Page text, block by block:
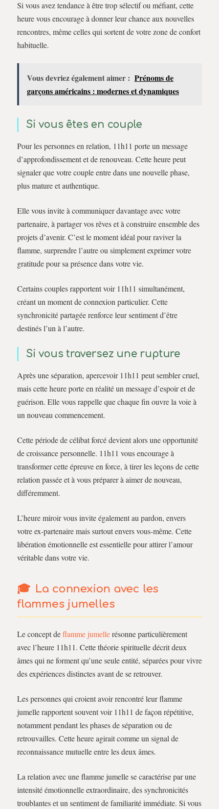
Si vous avez tendance à être trop sélectif ou méfiant, cette
heure vous encourage à donner leur chance aux nouvelles
rencontres, même celles qui sortent de votre zone de confort
habituelle.
Vous devriez également aimer : Prénoms de
garçons américains : modernes et dynamiques
Si vous êtes en couple
Pour les personnes en relation, 11h11 porte un message
d’approfondissement et de renouveau. Cette heure peut
signaler que votre couple entre dans une nouvelle phase,
plus mature et authentique.
Elle vous invite à communiquer davantage avec votre
partenaire, à partager vos rêves et à construire ensemble des
projets d’avenir. C’est le moment idéal pour raviver la
flamme, surprendre l’autre ou simplement exprimer votre
gratitude pour sa présence dans votre vie.
Certains couples rapportent voir 11h11 simultanément,
créant un moment de connexion particulier. Cette
synchronicité partagée renforce leur sentiment d’être
destinés l’un à l’autre.
Si vous traversez une rupture
Après une séparation, apercevoir 11h11 peut sembler cruel,
mais cette heure porte en réalité un message d’espoir et de
guérison. Elle vous rappelle que chaque fin ouvre la voie à
un nouveau commencement.
Cette période de célibat forcé devient alors une opportunité
de croissance personnelle. 11h11 vous encourage à
transformer cette épreuve en force, à tirer les leçons de cette
relation passée et à vous préparer à aimer de nouveau,
différemment.
L’heure miroir vous invite également au pardon, envers
votre ex-partenaire mais surtout envers vous-même. Cette
libération émotionnelle est essentielle pour attirer l’amour
véritable dans votre vie.
La connexion avec les
flammes jumelles
Le concept deflamme jumellerésonne particulièrement
avec l’heure 11h11. Cette théorie spirituelle décrit deux
âmes qui ne forment qu’une seule entité, séparées pour vivre
des expériences distinctes avant de se retrouver.
Les personnes qui croient avoir rencontré leur flamme
jumelle rapportent souvent voir 11h11 de façon répétitive,
notamment pendant les phases de séparation ou de
retrouvailles. Cette heure agirait comme un signal de
reconnaissance mutuelle entre les deux âmes.
La relation avec une flamme jumelle se caractérise par une
intensité émotionnelle extraordinaire, des synchronicités
troublantes et un sentiment de familiarité immédiate. Si vous